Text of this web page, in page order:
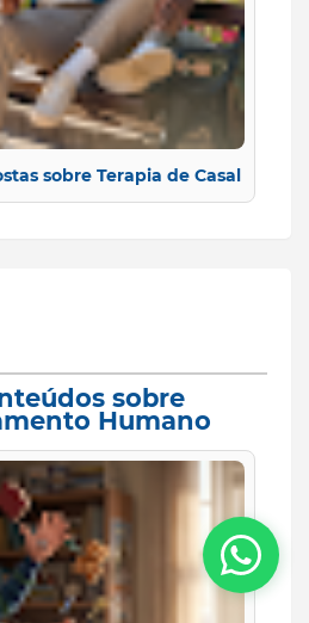
sobre Terapia de Casal
sobre
Humano